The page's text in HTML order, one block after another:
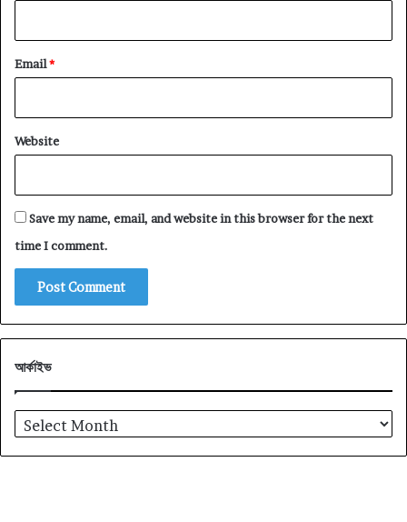
Email*
Website
Save my name, email, and website in this browser for the next
time I comment.
আর্কাইভ
আর্কাইভ